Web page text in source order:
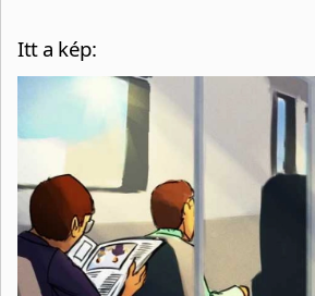
Itt a kép: